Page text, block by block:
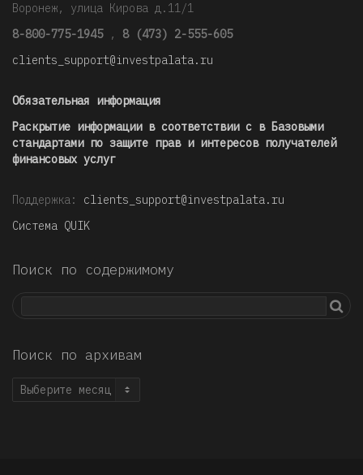
Воронеж, улица Кирова д.11/1
8-800-775-1945 , 8 (473) 2-555-605
clients_support@investpalata.ru
Обязательная информация
Раскрытие информации в соответствии с в Базовыми
стандартами по защите прав и интересов получателей
финансовых услуг
Поддержка: clients_support@investpalata.ru
Система QUIK
Поиск по содержимому
Поиск по архивам
Поиск